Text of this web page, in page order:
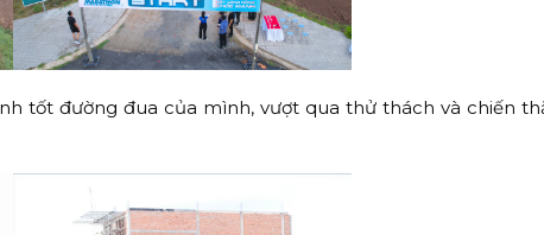
tốt đường đua của mình, vượt qua thử thách và chiến